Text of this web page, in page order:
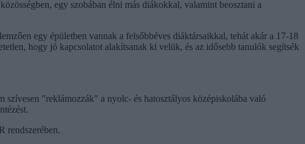
egy szobában élni más diákokkal, valamint beosztani a
egy épületben vannak a felsőbbéves diáktársaikkal, tehát akár a 17-18
hogy jó kapcsolatot alakítsanak ki velük, és az idősebb tanulók segítsék
"reklámozzák" a nyolc- és hatosztályos középiskolába való
rendszerében.